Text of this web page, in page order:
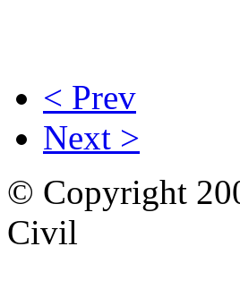
< Prev
Next >
© Copyright
Civil